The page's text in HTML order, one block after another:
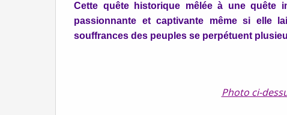
Cette quête historique mêlée à une quête
passionnante et captivante même si elle
souffrances des peuples se perpétuent
Photo ci-